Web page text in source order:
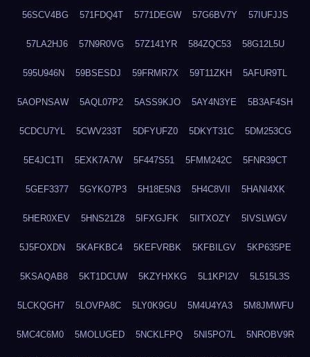
56SCV4BG 571FDQ4T 5771DEGW 57G6BV7Y 57IUFJJS
57LA2HJ6 57N9R0VG 57Z141YR 584ZQC53 58G12L5U
595U946N 59BSESDJ 59FRMR7X 59T11ZKH 5AFUR9TL
5AOPNSAW 5AQL07P2 5ASS9KJO 5AY4N3YE 5B3AF4SH
5CDCU7YL 5CWV233T 5DFYUFZ0 5DKYT31C 5DM253CG
5E4JC1TI 5EXK7A7W 5F447S51 5FMM242C 5FNR39CT
5GEF3377 5GYKO7P3 5H18E5N3 5H4C8VII 5HANI4XK
5HER0XEV 5HNS21Z8 5IFXGJFK 5IITXOZY 5IVSLWGV
5J5FOXDN 5KAFKBC4 5KEFVRBK 5KFBILGV 5KP635PE
5KSAQAB8 5KT1DCUW 5KZYHXKG 5L1KPI2V 5L515L3S
5LCKQGH7 5LOVPA8C 5LY0K9GU 5M4U4YA3 5M8JMWFU
5MC4C6M0 5MOLUGED 5NCKLFPQ 5NI5PO7L 5NROBV9R